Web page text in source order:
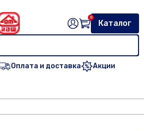
Оплата и доставка Акции
Каталог
0